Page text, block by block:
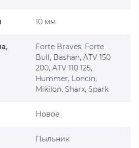
10 мм
Forte Braves, Forte
Bull, Bashan, ATV 150
200, ATV 110 125,
Hummer, Loncin,
Mikilon, Sharx, Spark
Новое
Пыльник